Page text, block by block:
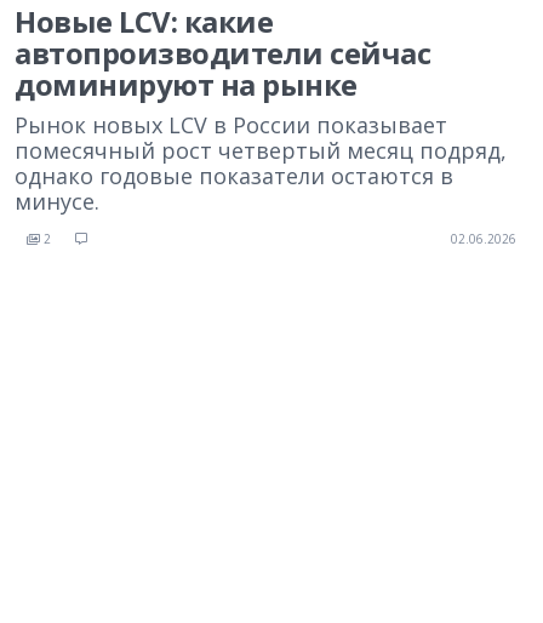
Новые LCV: какие
автопроизводители сейчас
доминируют на рынке
Рынок новых LCV в России показывает
помесячный рост четвертый месяц подряд,
однако годовые показатели остаются в
минусе.
2 02.06.2026